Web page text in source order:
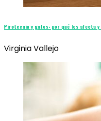
Pirotecnia y gatos: por qué les afecta y
Virginia Vallejo